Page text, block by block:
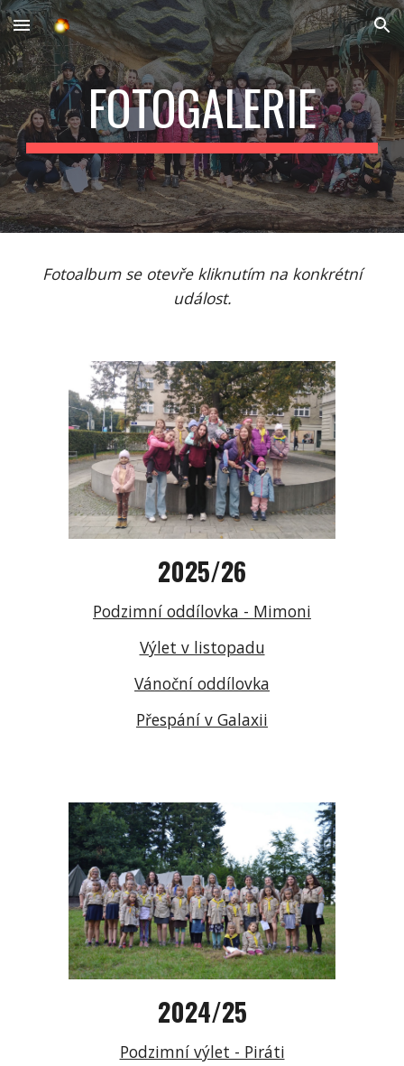
Skip to main content Skip to navigation
FOTOGALERIE
Fotoalbum se otevře kliknutím na konkrétní
událost.
2025/26
Podzimní oddílovka - Mimoni
Výlet v listopadu
Vánoční oddílovka
Přespání v Galaxii
2024/25
Podzimní výlet - Piráti